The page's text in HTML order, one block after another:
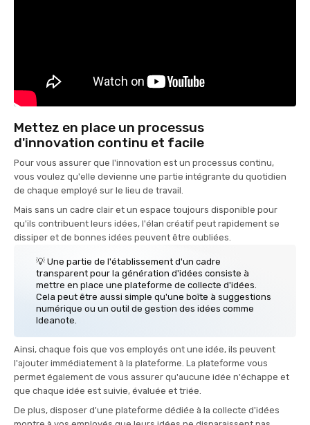
Mettez en place un processus
d'innovation continu et facile
Pour vous assurer que l'innovation est un processus continu,
vous voulez qu'elle devienne une partie intégrante du quotidien
de chaque employé sur le lieu de travail.
Mais sans un cadre clair et un espace toujours disponible pour
qu'ils contribuent leurs idées, l'élan créatif peut rapidement se
dissiper et de bonnes idées peuvent être oubliées.
💡 Une partie de l'établissement d'un cadre
transparent pour la génération d'idées consiste à
mettre en place une plateforme de collecte d'idées.
Cela peut être aussi simple qu'une boîte à suggestions
numérique ou un outil de gestion des idées comme
Ideanote.
Ainsi, chaque fois que vos employés ont une idée, ils peuvent
l'ajouter immédiatement à la plateforme. La plateforme vous
permet également de vous assurer qu'aucune idée n'échappe et
que chaque idée est suivie, évaluée et triée.
De plus, disposer d'une plateforme dédiée à la collecte d'idées